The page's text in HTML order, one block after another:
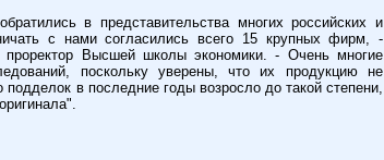
в представительства многих российских и
с нами согласились всего 15 крупных фирм, -
Высшей школы экономики. - Очень многие
поскольку уверены, что их продукцию не
в последние годы возросло до такой степени,